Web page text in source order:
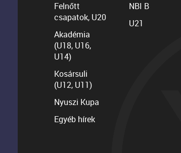
Felnőtt
csapatok, U20
Akadémia
(U18, U16,
U14)
Kosársuli
(U12, U11)
Nyuszi Kupa
Egyéb hírek
NBI B
U21